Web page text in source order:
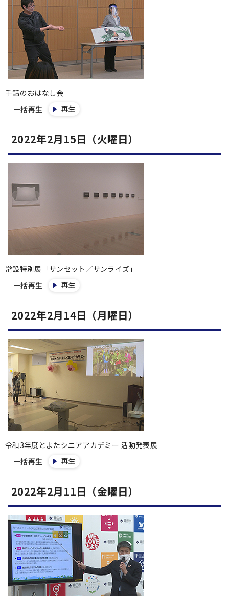
手話のおはなし会
一括再生
再生
2022年2月15日（火曜日）
常設特別展「サンセット／サンライズ」
一括再生
再生
2022年2月14日（月曜日）
令和3年度とよたシニアアカデミー 活動発表展
一括再生
再生
2022年2月11日（金曜日）